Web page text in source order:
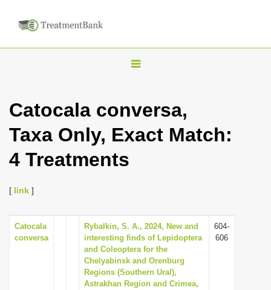
T
g
l
i
g
a
t
i
Catocala conversa,
Taxa Only, Exact Match:
4 Treatments
[ link ]
Catocala
conversa
Rybalkin, S. A., 2024, New and
interesting finds of Lepidoptera
and Coleoptera for the
Chelyabinsk and Orenburg
Regions (Southern Ural),
Astrakhan Region and Crimea,
604-
606